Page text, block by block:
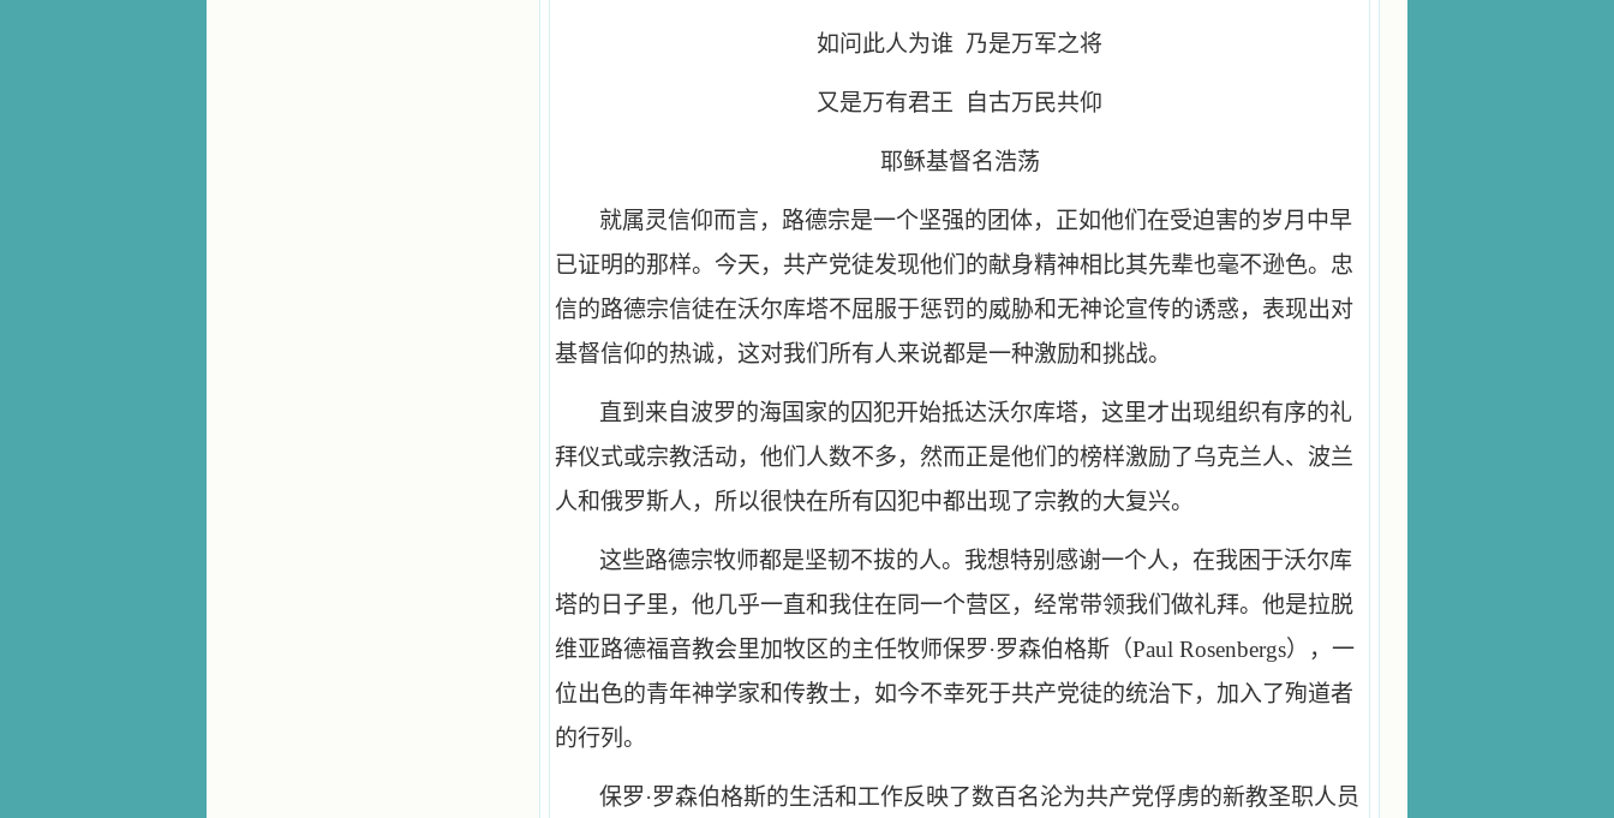
如问此人为谁 乃是万军之将
又是万有君王 自古万民共仰
耶稣基督名浩荡
就属灵信仰而言，路德宗是一个坚强的团体，正如他们在受迫害的岁月中早
已证明的那样。今天，共产党徒发现他们的献身精神相比其先辈也毫不逊色。忠
信的路德宗信徒在沃尔库塔不屈服于惩罚的威胁和无神论宣传的诱惑，表现出对
基督信仰的热诚，这对我们所有人来说都是一种激励和挑战。
直到来自波罗的海国家的囚犯开始抵达沃尔库塔，这里才出现组织有序的礼
拜仪式或宗教活动，他们人数不多，然而正是他们的榜样激励了乌克兰人、波兰
人和俄罗斯人，所以很快在所有囚犯中都出现了宗教的大复兴。
这些路德宗牧师都是坚韧不拔的人。我想特别感谢一个人，在我困于沃尔库
塔的日子里，他几乎一直和我住在同一个营区，经常带领我们做礼拜。他是拉脱
维亚路德福音教会里加牧区的主任牧师保罗·罗森伯格斯（Paul Rosenbergs），一
位出色的青年神学家和传教士，如今不幸死于共产党徒的统治下，加入了殉道者
的行列。
保罗·罗森伯格斯的生活和工作反映了数百名沦为共产党俘虏的新教圣职人员